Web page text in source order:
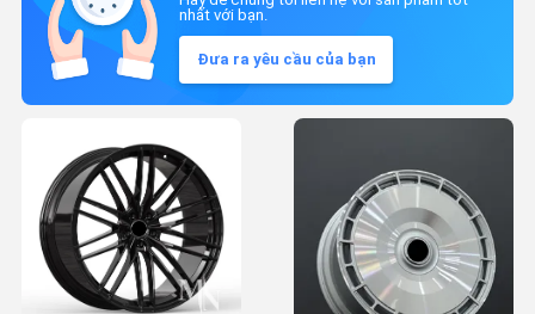
nhất với bạn.
Đưa ra yêu cầu của bạn